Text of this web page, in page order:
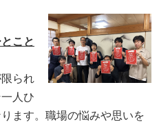
こと
られ
人ひ
ます。職場の悩みや思いを